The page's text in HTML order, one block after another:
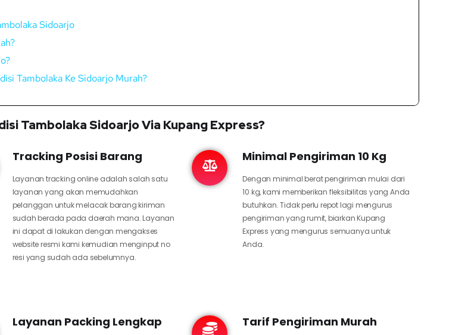
Sidoarjo
Tambolaka Ke Sidoarjo Murah?
Tambolaka Sidoarjo Via Kupang Express?
Tracking Posisi Barang
Layanan tracking online adalah salah satu
layanan yang akan memudahkan
pelanggan untuk melacak barang kiriman
sudah berada pada daerah mana. Layanan
ini dapat di lakukan dengan mengakses
website resmi kami kemudian menginput no
resi yang sudah ada sebelumnya.
Minimal Pengiriman 10 Kg
Dengan minimal berat pengiriman mulai dari
10 kg, kami memberikan fleksibilitas yang Anda
butuhkan. Tidak perlu repot lagi mengurus
pengiriman yang rumit, biarkan Kupang
Express yang mengurus semuanya untuk
Anda.
Layanan Packing Lengkap Tarif Pengiriman Murah